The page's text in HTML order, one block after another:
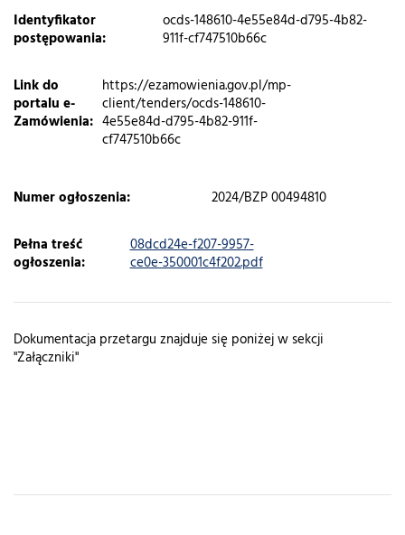
Identyfikator
postępowania:
ocds-148610-4e55e84d-d795-4b82-
911f-cf747510b66c
Link do
portalu e-
Zamówienia:
https://ezamowienia.gov.pl/mp-
client/tenders/ocds-148610-
4e55e84d-d795-4b82-911f-
cf747510b66c
Numer ogłoszenia: 2024/BZP 00494810
Pełna treść
ogłoszenia:
08dcd24e-f207-9957-
ce0e-350001c4f202.pdf
Dokumentacja przetargu znajduje się poniżej w sekcji
"Załączniki"